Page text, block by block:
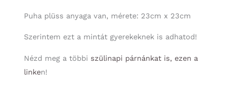
Puha plüss anyaga van, mérete: 23cm x 23cm
Szerintem ezt a mintát gyerekeknek is adhatod!
Nézd meg a többi szülinapi párnánkat is, ezen a
linken!